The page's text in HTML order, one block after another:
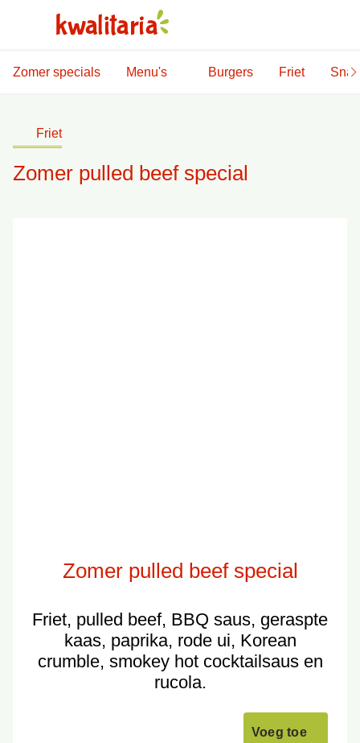
Zomer specials Menu's Burgers Friet
Friet
Zomer pulled beef special
Zomer pulled beef special
Friet, pulled beef, BBQ saus, geraspte
kaas, paprika, rode ui, Korean
crumble, smokey hot cocktailsaus en
rucola.
Voeg toe